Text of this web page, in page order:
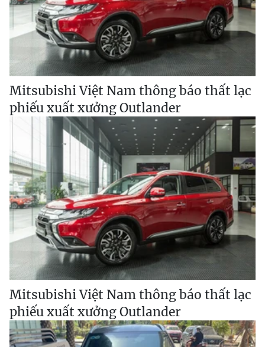
Mitsubishi Việt Nam thông báo thất lạc
phiếu xuất xưởng Outlander
Mitsubishi Việt Nam thông báo thất lạc
phiếu xuất xưởng Outlander